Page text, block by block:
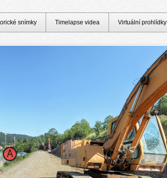
snímky Timelapse videa Virtuální prohlídky